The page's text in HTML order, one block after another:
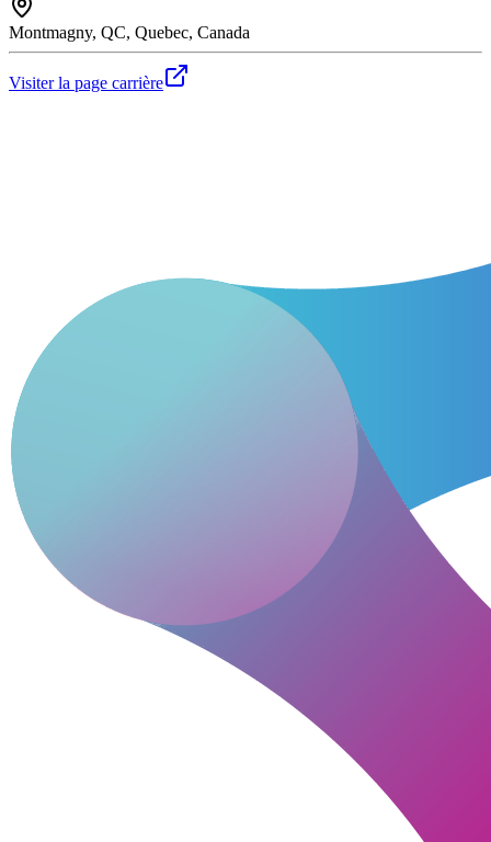
Montmagny, QC, Quebec, Canada
Visiter la page carrière